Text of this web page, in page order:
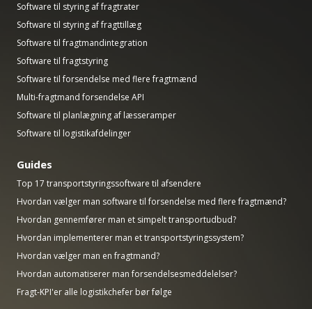
Software til styring af fragtrater
Software til styring af fragttillæg
Software til fragtmandintegration
Software til fragtstyring
Software til forsendelse med flere fragtmænd
Multi-fragtmand forsendelse API
Software til planlægning af læsseramper
Software til logistikafdelinger
Guides
Top 17 transportstyringssoftware til afsendere
Hvordan vælger man software til forsendelse med flere fragtmænd?
Hvordan gennemfører man et simpelt transportudbud?
Hvordan implementerer man et transportstyringssystem?
Hvordan vælger man en fragtmand?
Hvordan automatiserer man forsendelsesmeddelelser?
Fragt-KPI'er alle logistikchefer bør følge